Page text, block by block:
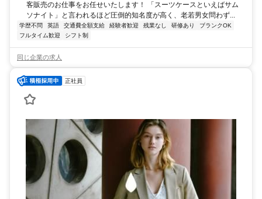
客販売のお仕事をお任せいたします！ 「スーツケースといえばサム
ソナイト」と言われるほど圧倒的知名度が高く、老若男女問わず...
学歴不問 英語 交通費全額支給 経験者歓迎 残業なし 研修あり
ブランクOK
フルタイム歓迎
シフト制
同じ企業の求人
正社員